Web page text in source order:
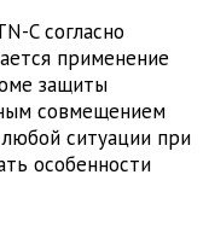
C согласно
применение
защиты
совмещением
ситуации при
особенности